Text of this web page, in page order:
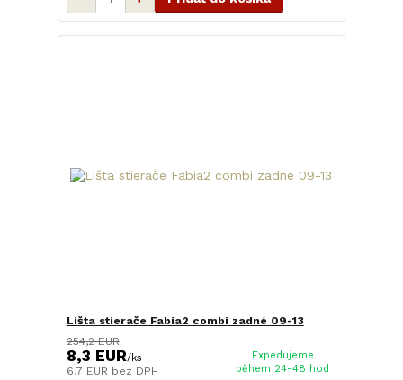
Lišta stierače Fabia2 combi zadné 09-13
254,2 EUR
8,3 EUR/ks
6,7 EUR bez DPH
Expedujeme
během 24-48 hod